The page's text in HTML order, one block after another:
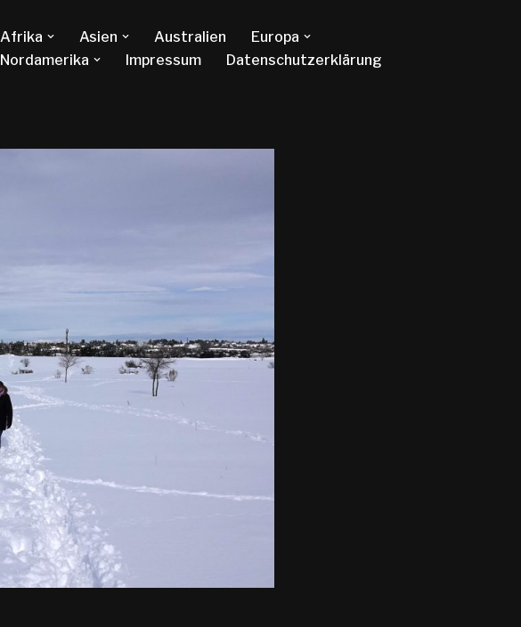
Afrika Asien Australien
Europa
Nordamerika
Impressum Datenschutzerklärung